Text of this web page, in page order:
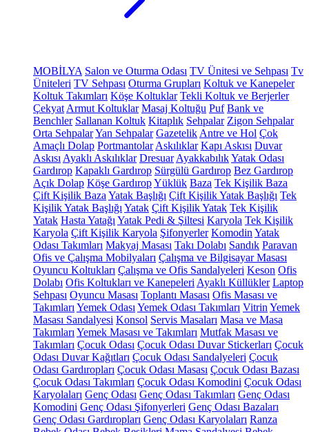
MOBİLYA Salon ve Oturma Odası TV Ünitesi ve Sehpası Tv
Üniteleri TV Sehpası Oturma Grupları Koltuk ve Kanepeler
Koltuk Takımları Köşe Koltuklar Tekli Koltuk ve Berjerler
Çekyat Armut Koltuklar Masaj Koltuğu Puf Bank ve
Benchler Sallanan Koltuk Kitaplık Sehpalar Zigon Sehpalar
Orta SehpalarYan Sehpalar Gazetelik Antre ve Hol Çok
Amaçlı Dolap Portmantolar Askılıklar Kapı Askısı Duvar
Askısı Ayaklı Askılıklar Dresuar AyakkabılıkYatak Odası
Gardırop Kapaklı Gardırop Sürgülü Gardırop Bez Gardırop
Açık Dolap Köşe GardıropYüklük Baza Tek Kişilik Baza
Çift Kişilik Baza Yatak Başlığı Çift Kişilik Yatak Başlığı Tek
Kişilik Yatak Başlığı Yatak Çift Kişilik Yatak Tek Kişilik
Yatak Hasta Yatağı Yatak Pedi & Şiltesi Karyola Tek Kişilik
Karyola Çift Kişilik Karyola Şifonyerler Komodin Yatak
Odası Takımları Makyaj Masası Takı Dolabı Sandık Paravan
Ofis ve Çalışma Mobilyaları Çalışma ve Bilgisayar Masası
Oyuncu Koltukları Çalışma ve Ofis Sandalyeleri Keson Ofis
Dolabı Ofis Koltukları ve Kanepeleri Ayaklı Küllükler Laptop
Sehpası Oyuncu Masası Toplantı Masası Ofis Masası ve
Takımları Yemek Odası Yemek Odası Takımları Vitrin Yemek
Masası Sandalyesi Konsol Servis Masaları Masa ve Masa
Takımları Yemek Masası ve Takımları Mutfak Masası ve
Takımları Çocuk Odası Çocuk Odası Duvar Stickerları Çocuk
Odası Duvar Kağıtları Çocuk Odası Sandalyeleri Çocuk
Odası Gardıropları Çocuk Odası Masası Çocuk Odası Bazası
Çocuk Odası Takımları Çocuk Odası Komodini Çocuk Odası
Karyolaları Genç Odası Genç Odası Takımları Genç Odası
Komodini Genç Odası Şifonyerleri Genç Odası Bazaları
Genç Odası Gardıropları Genç Odası Karyolaları Ranza